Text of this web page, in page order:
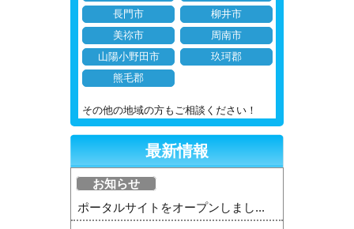
長門市
柳井市
美祢市
周南市
山陽小野田市
玖珂郡
熊毛郡
その他の地域の方もご相談ください！
最新情報
お知らせ
ポータルサイトをオープンしまし...